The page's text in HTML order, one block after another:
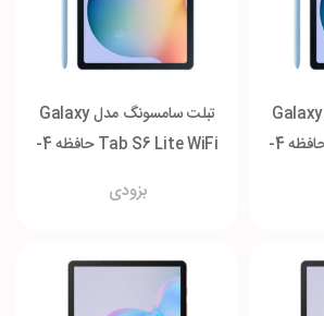
تبلت سامسونگ مدل Galaxy
Tab S6 Lite WiFi حافظه 4-
تبلت سامسونگ مدل Galaxy
Tab S6 Lite WiFi حافظه 4-
بزودی